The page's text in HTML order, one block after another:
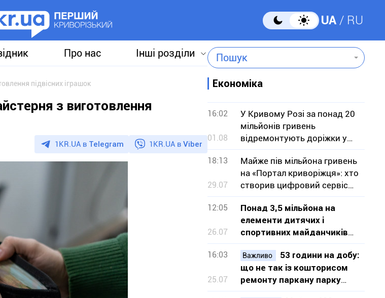
UA RU
Про нас Інші розділи Пошук
підвісних іграшок
з виготовлення
1KR.UA в Telegram 1KR.UA в Viber
Економіка
16:02
01.08
У Кривому Розі за понад 20
мільйонів гривень
відремонтують доріжки у
парку
18:13
29.07
Майже пів мільйона гривень
на «Портал криворіжця»: хто
створив цифровий сервіс
для містян
12:05
26.07
Понад 3,5 мільйона на
елементи дитячих і
спортивних майданчиків
для шести локацій Кривого
Рогу
16:03
25.07
Важливо
53 години на добу:
що не так із кошторисом
ремонту паркану парку
«Шахтарський» у Кривому